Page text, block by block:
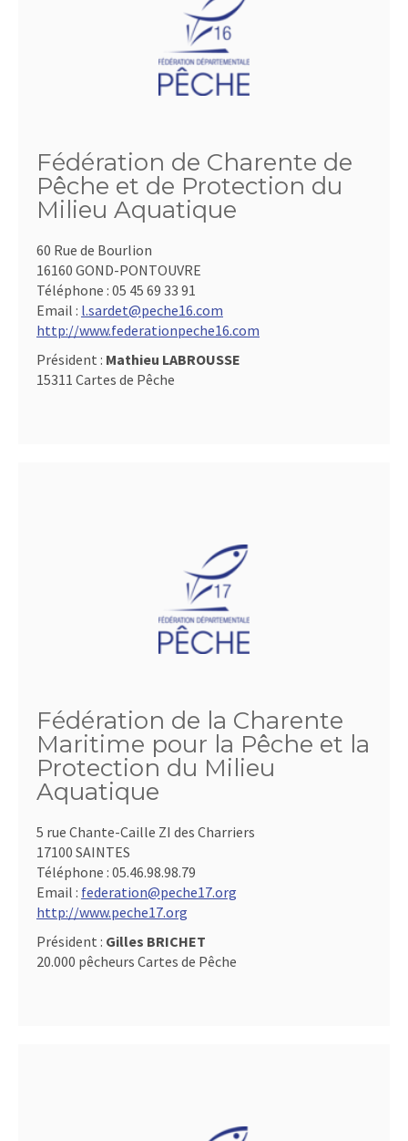
Fédération de Charente de
Pêche et de Protection du
Milieu Aquatique
60 Rue de Bourlion
16160 GOND-PONTOUVRE
Téléphone : 05 45 69 33 91
Email : l.sardet@peche16.com
http://www.federationpeche16.com
Président : Mathieu LABROUSSE
15311 Cartes de Pêche
Fédération de la Charente
Maritime pour la Pêche et la
Protection du Milieu
Aquatique
5 rue Chante-Caille ZI des Charriers
17100 SAINTES
Téléphone : 05.46.98.98.79
Email : federation@peche17.org
http://www.peche17.org
Président : Gilles BRICHET
20.000 pêcheurs Cartes de Pêche